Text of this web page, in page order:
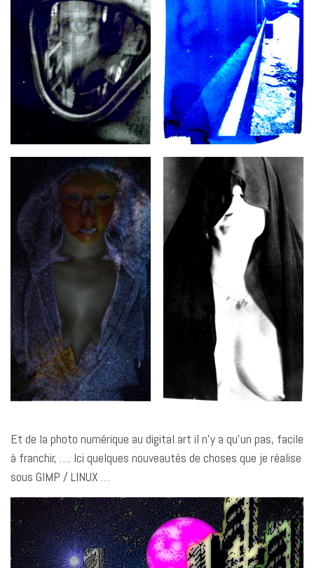
Et de la photo numérique au digital art il n’y a qu’un pas, facile
à franchir, …. Ici quelques nouveautés de choses que je réalise
sous GIMP / LINUX …